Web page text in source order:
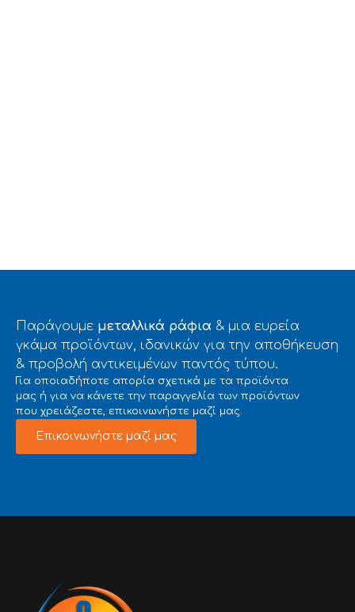
Παράγουμε μεταλλικά ράφια & μια ευρεία
γκάμα προϊόντων, ιδανικών για την αποθήκευση
& προβολή αντικειμένων παντός τύπου.
Για οποιαδήποτε απορία σχετικά με τα προϊόντα
μας ή για να κάνετε την παραγγελία των προϊόντων
που χρειάζεστε, επικοινωνήστε μαζί μας.
Επικοινωνήστε μαζί μας